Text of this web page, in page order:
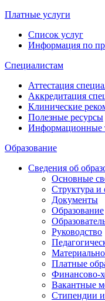
Платные услуги
Список услуг
Информация по
Специалистам
Аттестация
Аккредитация
Клинические
Полезные ресурсы
Информационные
Образование
Сведения об
Основные
Структура и
Документы
Образование
Руководство
Платные
Финансово-
Вакантные
Стипендии